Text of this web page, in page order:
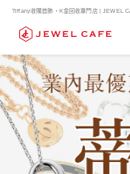
Tiffany收購首飾・K金回收專門店 | JEWEL